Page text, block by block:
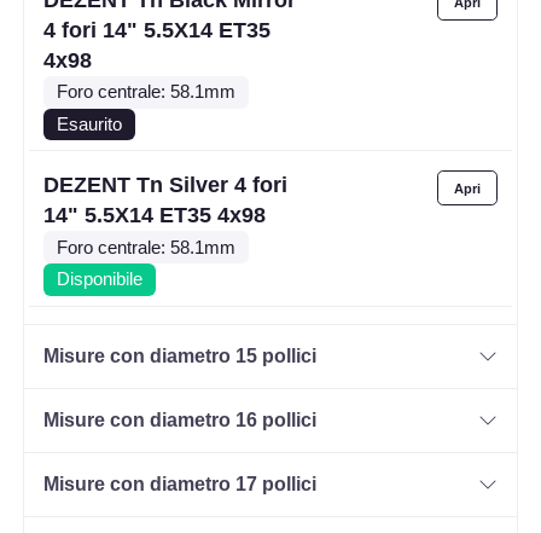
4 fori 14" 5.5X14 ET35
4x98
Foro centrale: 58.1mm
Esaurito
DEZENT Tn Silver 4 fori
14" 5.5X14 ET35 4x98
Foro centrale: 58.1mm
Disponibile
14" 5.5X14 ET35 4x100
DEZENT Tn Silver 4 fori
Misure con diametro 15 pollici
Misure con diametro 16 pollici
Misure con diametro 17 pollici